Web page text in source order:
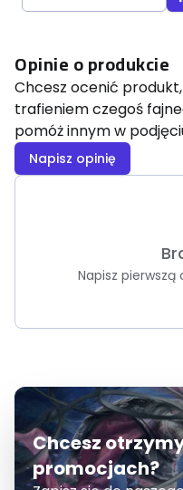
Opinie o produkcie
Chcesz ocenić
trafieniem czegoś
pomóż innym w
Napisz opinię
Napisz
Chcesz
promocjach?